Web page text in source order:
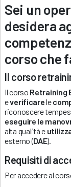
Sei un
desidera
corso che
Il corso
Il corso Retraining
everificarele
riconoscere
eseguire le
alta qualità e
esterno (DAE).
Requisiti di
Per accedere al